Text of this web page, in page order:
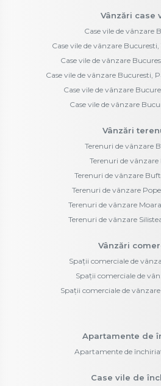
Vânzări case
Case vile de vânzare
Case vile de vânzare
Case vile de vânzare
Case vile de vânzare Bucuresti,
Case vile de vânzare
Case vile de vânzare
Vânzări
Terenuri de vânzare
Terenuri de vânzare
Terenuri de vânzare
Terenuri de vânzare
Terenuri de vânzare
Terenuri de vânzare
Vânzări
Spații comerciale de
Spații comerciale de
Spații comerciale de
Apartamente de
Apartamente de
Case vile de